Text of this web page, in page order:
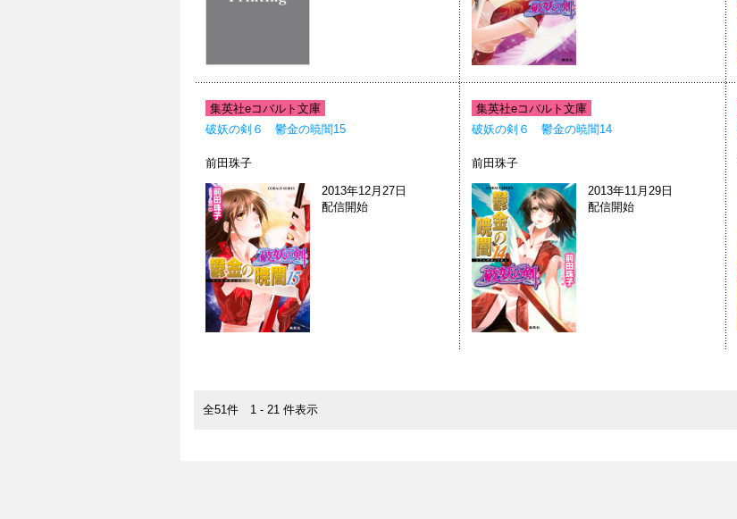
集英社eコバルト文庫
破妖の剣６ 鬱金の暁闇15
前田珠子
2013年12月27日
配信開始
集英社eコバルト文庫
破妖の剣６ 鬱金の暁闇14
前田珠子
2013年11月29日
配信開始
全51件 1 - 21 件表示